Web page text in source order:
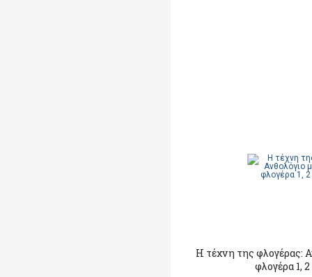
Η τέχνη της φλογέρας:
φλογέρα 1,